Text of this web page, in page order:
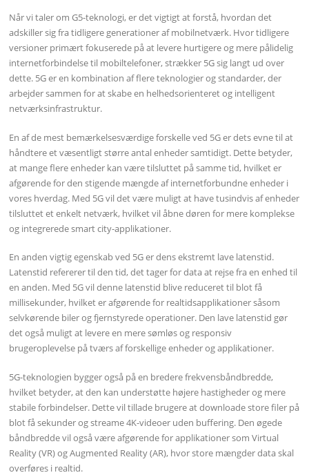
Når vi taler om G5-teknologi, er det vigtigt at forstå, hvordan det
adskiller sig fra tidligere generationer af mobilnetværk. Hvor tidligere
versioner primært fokuserede på at levere hurtigere og mere pålidelig
internetforbindelse til mobiltelefoner, strækker 5G sig langt ud over
dette. 5G er en kombination af flere teknologier og standarder, der
arbejder sammen for at skabe en helhedsorienteret og intelligent
netværksinfrastruktur.
En af de mest bemærkelsesværdige forskelle ved 5G er dets evne til at
håndtere et væsentligt større antal enheder samtidigt. Dette betyder,
at mange flere enheder kan være tilsluttet på samme tid, hvilket er
afgørende for den stigende mængde af internetforbundne enheder i
vores hverdag. Med 5G vil det være muligt at have tusindvis af enheder
tilsluttet et enkelt netværk, hvilket vil åbne døren for mere komplekse
og integrerede smart city-applikationer.
En anden vigtig egenskab ved 5G er dens ekstremt lave latenstid.
Latenstid refererer til den tid, det tager for data at rejse fra en enhed til
en anden. Med 5G vil denne latenstid blive reduceret til blot få
millisekunder, hvilket er afgørende for realtidsapplikationer såsom
selvkørende biler og fjernstyrede operationer. Den lave latenstid gør
det også muligt at levere en mere sømløs og responsiv
brugeroplevelse på tværs af forskellige enheder og applikationer.
5G-teknologien bygger også på en bredere frekvensbåndbredde,
hvilket betyder, at den kan understøtte højere hastigheder og mere
stabile forbindelser. Dette vil tillade brugere at downloade store filer på
blot få sekunder og streame 4K-videoer uden buffering. Den øgede
båndbredde vil også være afgørende for applikationer som Virtual
Reality (VR) og Augmented Reality (AR), hvor store mængder data skal
overføres i realtid.